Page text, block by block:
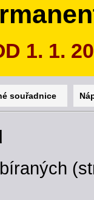
1. 1.
souřadnice